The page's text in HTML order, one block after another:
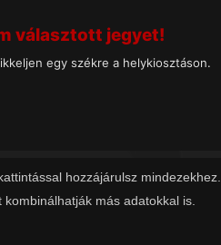
hozzájárulsz mindezekhez.
más adatokkal is.
választott jegyet!
egy székre a helykiosztáson.